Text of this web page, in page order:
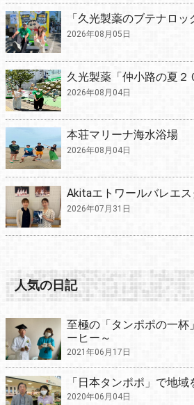
「久光製薬のブテナロッ
2026年08月05日
久光製薬「仲小路の夏
2026年08月04日
本荘マリーナ海水浴場
2026年08月04日
Akitaエトワールバレエ
2026年07月31日
人気の日記
至極の「タンポポの一杯
ーヒー～
2021年06月17日
「日本タンポポ」で地域
2020年06月04日